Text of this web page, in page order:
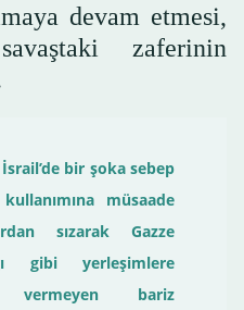
devam etmesi,
zaferinin
bir şoka sebep
müsaade
sızarak Gazze
gibi yerleşimlere
vermeyen bariz